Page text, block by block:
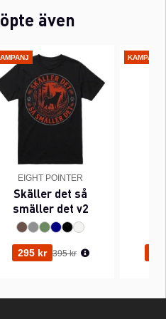
även
EIGHT POINTER
Skäller det så
smäller det v2
295 kr Ordinarie pris:
395 kr
KAMPANJ